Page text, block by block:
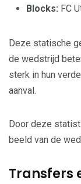
Blocks: FC
Deze statische
de wedstrijd
sterk in hun
aanval.
Door deze
beeld van de
Transfers